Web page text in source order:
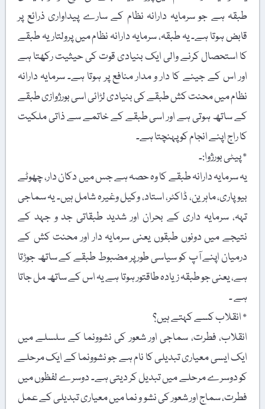
طبقہ ہے جو سرمایہ دارانہ نظام کے سارے پیداواری ذرائع پر
قابض ہوتا ہے۔ یہ طبقہ، سرمایہ دارانہ نظام میں پرولتاریہ طبقے
کا استحصال کرنے والی ایک بنیادی قوت کی حیثیت رکھتا ہے
اور اس کے جینے کا دار و مدار منافع پر ہوتا ہے۔ سرمایہ دارانہ
نظام میں محنت کش طبقے کی بنیادی لڑائی اسی بورژوازی طبقے
کے ساتھ ہوتی ہے اور اسی طبقے کے خاتمے سے ذاتی ملکیت
کا راج اپنے انجام کو پہنچتا ہے۔
٭ پیٹی بورژوا:۔
یہ سرمایہ دارانہ طبقے کا وہ حصہ ہے جس میں دکان دار، چھوٹے
بیوپاری، ماہرین، ڈاکٹر، استاد، وکیل وغیرہ شامل ہیں۔ یہ سماجی
تہہ، سرمایہ داری کے بحران اور شدید طبقاتی جد و جہد کے
نتیجے میں دونوں طبقوں یعنی سرمایہ دار اور محنت کش کے
درمیان اپنے آپ کو سیاسی طور پر مضبوط طبقے کے ساتھ جوڑتا
ہے، یعنی جو طبقہ زیادہ طاقتور ہوتا ہے یہ اس کے ساتھ مل جاتا
ہے ۔
٭ انقلاب کسے کہتے ہیں؟
انقلاب، فطرت، سماجی اور شعور کی نشوونما کے سلسلے میں
ایک ایسی معیاری تبدیلی کا نام ہے جو نشوونما کے ایک مرحلے
کو دوسرے مرحلے میں تبدیل کر دیتی ہے۔ دوسرے لفظوں میں
فطرت، سماج اور شعور کی نشو و نما میں معیاری تبدیلی کے عمل